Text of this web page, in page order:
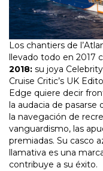
Los chantiers de
llevado todo en 2017
2018: su joya
Cruise Critic’s UK
Edge quiere decir
la audacia de pasarse
la navegación de
vanguardismo, las
premiadas. Su casco
llamativa es una
contribuye a su éxito.